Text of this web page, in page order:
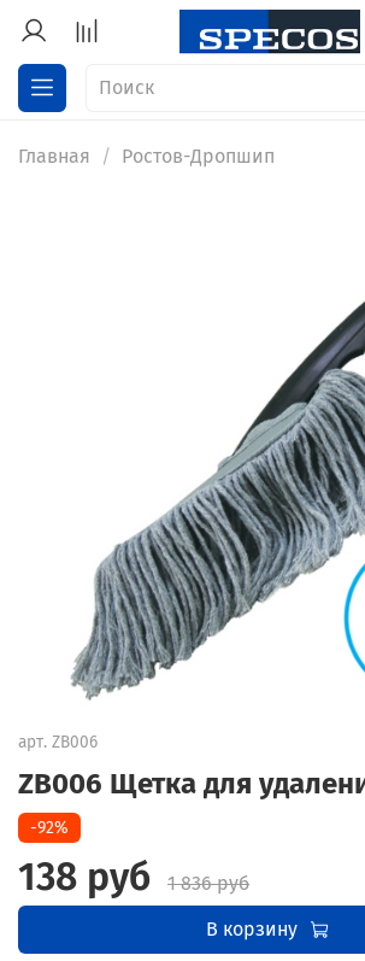
Главная Ростов-Дропшип
арт. ZB006
ZB006 Щетка для
-92%
138 руб
1 836 руб
В корзину